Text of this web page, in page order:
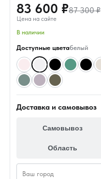
83 600 ₽87 300 ₽
Цена на сайте
В наличии
Доступные цветабелый
Доставка и самовывоз
Самовывоз
Область